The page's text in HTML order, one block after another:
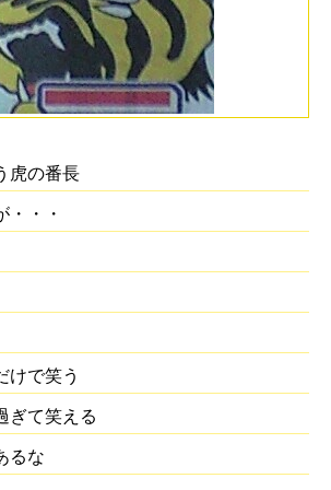
虎の番長
・・・
けで笑う
ぎて笑える
るな